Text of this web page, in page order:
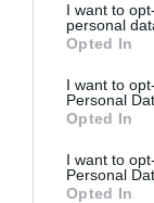
I want to
personal
Opted In
I want to
Personal
Opted In
I want to
Personal
Opted In